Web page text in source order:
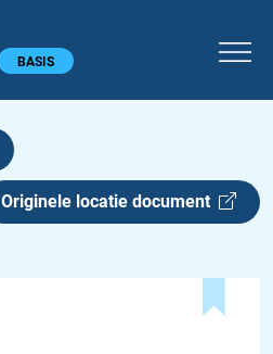
BASIS
Originele locatie document